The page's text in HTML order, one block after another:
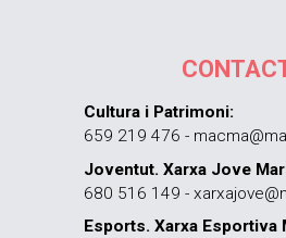
Cultura i Patrimoni:
659 219 476 -
Joventut. Xarxa Jove
680 516 149 -
Esports. Xarxa Esportiva